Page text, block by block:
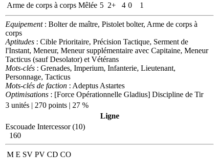
Arme de corps à corps Mêlée 5 2+ 4 0 1
Equipement: Bolter de maître, Pistolet bolter, Arme de corps à
corps
Aptitudes : Cible Prioritaire, Précision Tactique, Serment de
l'Instant, Meneur, Meneur supplémentaire avec Capitaine, Meneur
Tacticus (sauf Desolator) et Vétérans
Mots-clés : Grenades, Imperium, Infanterie, Lieutenant,
Personnage, Tacticus
Mots-clés de faction : Adeptus Astartes
Optimisations : [Force Opérationnelle Gladius] Discipline de Tir
3 unités | 270 points | 27 %
Ligne
Escouade Intercessor (10)
160
M E SV PV CD CO